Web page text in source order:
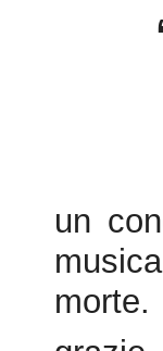
un
ed al
sua
il